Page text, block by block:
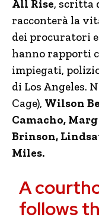
All Rise, scritta
racconterà la
dei procuratori
hanno rapporti
impiegati,
di Los Angeles.
Cage), Wilson
Camacho,
Brinson,
Miles.
A
follows